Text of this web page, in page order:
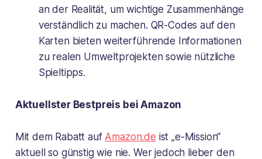
an der Realität, um wichtige Zusammenhänge
verständlich zu machen. QR-Codes auf den
Karten bieten weiterführende Informationen
zu realen Umweltprojekten sowie nützliche
Spieltipps.
Aktuellster Bestpreis bei Amazon
Mit dem Rabatt auf Amazon.de ist „e-Mission“
aktuell so günstig wie nie. Wer jedoch lieber den